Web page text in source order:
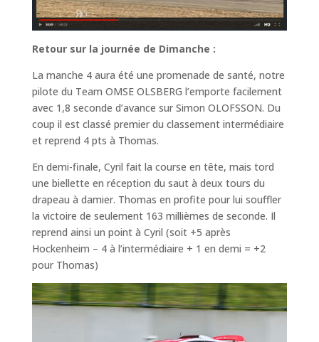
Retour sur la journée de Dimanche :
La manche 4 aura été une promenade de santé, notre
pilote du Team OMSE OLSBERG l’emporte facilement
avec 1,8 seconde d’avance sur Simon OLOFSSON. Du
coup il est classé premier du classement intermédiaire
et reprend 4 pts à Thomas.
En demi-finale, Cyril fait la course en tête, mais tord
une biellette en réception du saut à deux tours du
drapeau à damier. Thomas en profite pour lui souffler
la victoire de seulement 163 millièmes de seconde. Il
reprend ainsi un point à Cyril (soit +5 après
Hockenheim – 4 à l’intermédiaire + 1 en demi = +2
pour Thomas)